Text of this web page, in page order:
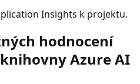
Insights k projektu.
hodnocení
Azure AI